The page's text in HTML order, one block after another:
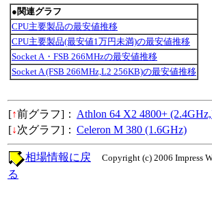
●関連グラフ
CPU主要製品の最安値推移
CPU主要製品(最安値1万円未満)の最安値推移
Socket A・FSB 266MHzの最安値推移
Socket A (FSB 266MHz,L2 256KB)の最安値推移
[↑前グラフ]： Athlon 64 X2 4800+
[↓次グラフ]： Celeron M 380 (1.6GHz)
Copyright (c) 2006 Impress
相場情報に戻
る